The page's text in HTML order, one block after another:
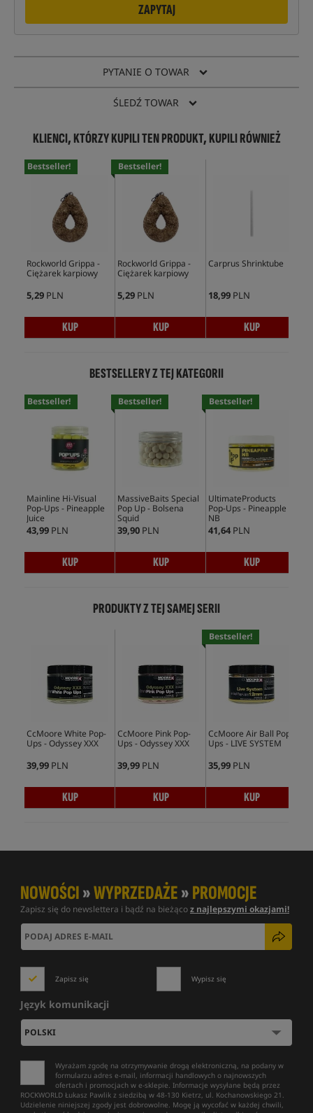
ZAPYTAJ
PYTANIE O TOWAR
ŚLEDŹ TOWAR
KLIENCI, KTÓRZY KUPILI TEN PRODUKT, KUPILI RÓWNIEŻ
Bestseller!
Rockworld Grippa -
Ciężarek karpiowy
5,29 PLN
KUP
Bestseller!
Rockworld Grippa -
Ciężarek karpiowy
5,29 PLN
KUP
Carprus Shrinktube
18,99 PLN
KUP
BESTSELLERY Z TEJ KATEGORII
Bestseller!
Mainline Hi-Visual
Pop-Ups - Pineapple
Juice
43,99 PLN
KUP
Bestseller!
MassiveBaits Special
Pop Up - Bolsena
Squid
39,90 PLN
KUP
Bestseller!
UltimateProducts
Pop-Ups - Pineapple
NB
41,64 PLN
KUP
PRODUKTY Z TEJ SAMEJ SERII
CcMoore White Pop-
Ups - Odyssey XXX
39,99 PLN
KUP
CcMoore Pink Pop-
Ups - Odyssey XXX
39,99 PLN
KUP
Bestseller!
CcMoore Air Ball Pop-
Ups - LIVE SYSTEM
35,99 PLN
KUP
NOWOŚCI»WYPRZEDAŻE»PROMOCJE
Zapisz się do newslettera i bądź na bieżącoz najlepszymi okazjami!
Zapisz się Wypisz się
Język komunikacji
Wyrażam zgodę na otrzymywanie drogą elektroniczną, na podany w
formularzu adres e-mail, informacji handlowych o najnowszych
ofertach i promocjach w e-sklepie. Informacje wysyłane będą przez
ROCKWORLD Łukasz Pawlik z siedzibą w 48-130 Kietrz, ul. Kochanowskiego 21.
Udzielenie niniejszej zgody jest dobrowolne. Mogę ją wycofać w każdej chwili,